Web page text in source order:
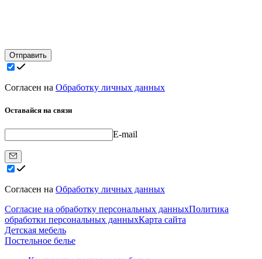
Отправить
Согласен на Обработку личных данных
Оставайся на связи
E-mail
Согласен на Обработку личных данных
Согласие на обработку персональных данныхПолитика
обработки персональных данныхКарта сайта
Детская мебель
Постельное белье